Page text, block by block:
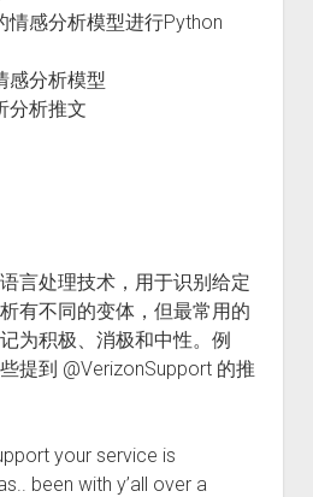
情感分析模型进行Python
感分析模型
分析推文
言处理技术，用于识别给定
有不同的变体，但最常用的
为积极、消极和中性。例
提到 @VerizonSupport 的推
your service is
been with y’all over a